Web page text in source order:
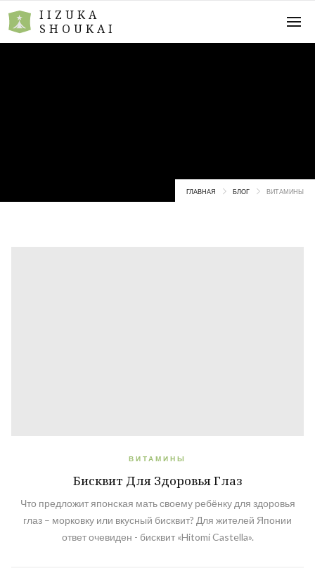
IIZUKA
SHOUKAI
ГЛАВНАЯ БЛОГ ВИТАМИНЫ
ВИТАМИНЫ
Бисквит Для Здоровья Глаз
Что предложит японская мать своему ребёнку для здоровья
глаз – морковку или вкусный бисквит? Для жителей Японии
ответ очевиден - бисквит «Hitomi Castella».